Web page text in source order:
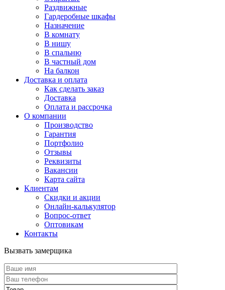
Раздвижные
Гардеробные шкафы
Назначение
В комнату
В нишу
В спальню
В частный дом
На балкон
Доставка и оплата
Как сделать заказ
Доставка
Оплата и рассрочка
О компании
Производство
Гарантия
Портфолио
Отзывы
Реквизиты
Вакансии
Карта сайта
Клиентам
Скидки и акции
Онлайн-калькулятор
Вопрос-ответ
Оптовикам
Контакты
Вызвать замерщика